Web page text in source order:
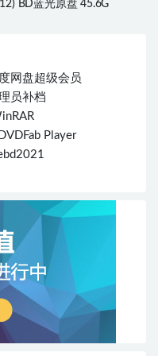
BD蓝光原盘 45.6G
网盘超级会员
员补档
Player